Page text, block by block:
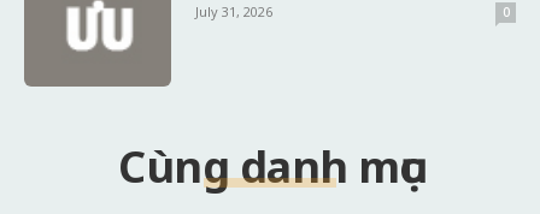
July 31, 2026 0
Cùng danh mục